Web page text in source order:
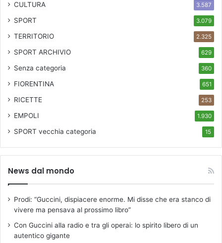
CULTURA 3.587
SPORT 3.079
TERRITORIO 2.325
SPORT ARCHIVIO 629
Senza categoria 360
FIORENTINA 651
RICETTE 253
EMPOLI 1.930
SPORT vecchia categoria 15
News dal mondo
Prodi: “Guccini, dispiacere enorme. Mi disse che era stanco di
vivere ma pensava al prossimo libro”
Con Guccini alla radio e tra gli operai: lo spirito libero di un
autentico gigante